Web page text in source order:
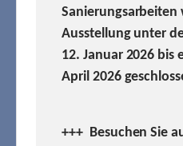
Sanierungsarbeiten
Ausstellung unter
12. Januar 2026 bis
April 2026
+++ Besuchen Sie